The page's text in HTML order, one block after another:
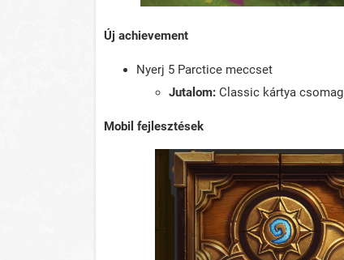
Új achievement
Nyerj 5 Parctice meccset
Jutalom: Classic kártya csomag
Mobil fejlesztések